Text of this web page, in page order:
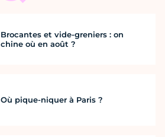
Brocantes et vide-greniers : on
chine où en août ?
Où pique-niquer à Paris ?